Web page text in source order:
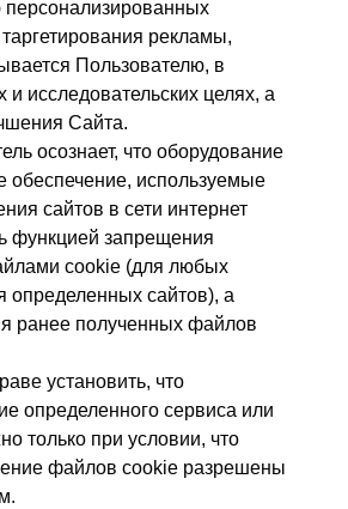
персонализированных
рекламы,
Пользователю, в
и исследовательских целях, а
Сайта.
осознает, что оборудование
обеспечение, используемые
сайтов в сети интернет
функцией запрещения
cookie (для любых
определенных сайтов), а
ранее полученных файлов
установить, что
определенного сервиса или
только при условии, что
файлов cookie разрешены